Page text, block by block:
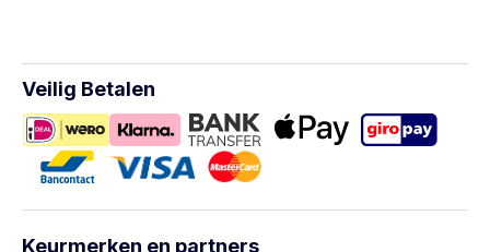
Veilig Betalen
Keurmerken en partners